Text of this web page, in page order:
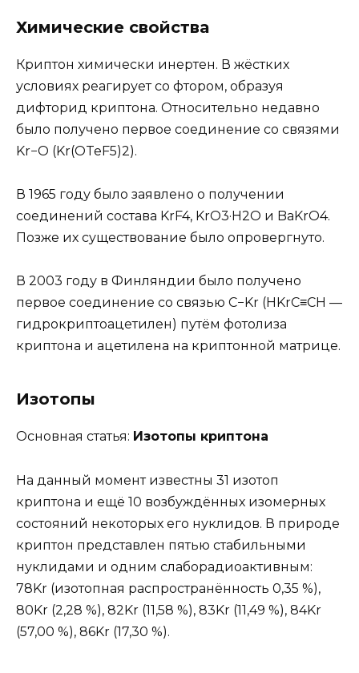
Химические свойства
Криптон химически инертен. В жёстких
условиях реагирует со фтором, образуя
дифторид криптона. Относительно недавно
было получено первое соединение со связями
Kr−O (Kr(OTeF5)2).
В 1965 году было заявлено о получении
соединений состава KrF4, KrO3·H2O и BaKrO4.
Позже их существование было опровергнуто.
В 2003 году в Финляндии было получено
первое соединение со связью C−Kr (HKrC≡CH —
гидрокриптоацетилен) путём фотолиза
криптона и ацетилена на криптонной матрице.
Изотопы
Основная статья: Изотопы криптона
На данный момент известны 31 изотоп
криптона и ещё 10 возбуждённых изомерных
состояний некоторых его нуклидов. В природе
криптон представлен пятью стабильными
нуклидами и одним слаборадиоактивным:
78Kr (изотопная распространённость 0,35 %),
80Kr (2,28 %), 82Kr (11,58 %), 83Kr (11,49 %), 84Kr
(57,00 %), 86Kr (17,30 %).